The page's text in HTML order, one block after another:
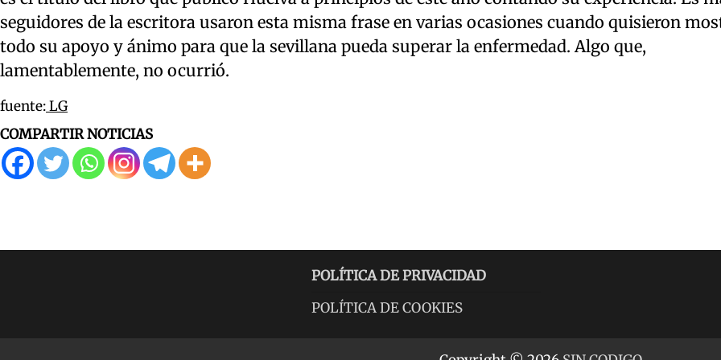
seguidores de la escritora usaron esta misma frase en varias ocasiones cuando quisieron
todo su apoyo y ánimo para que la sevillana pueda superar la enfermedad. Algo que,
lamentablemente, no ocurrió.
fuente:LG
COMPARTIR NOTICIAS
POLÍTICA DE PRIVACIDAD
POLÍTICA DE COOKIES